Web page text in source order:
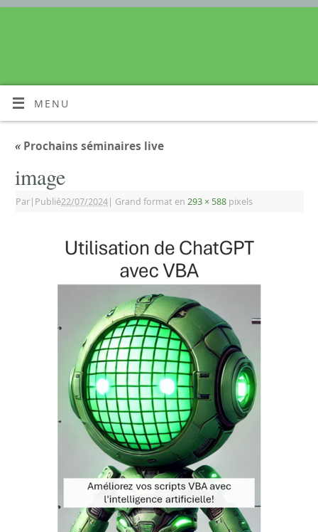
MENU
« Prochains séminaires live
image
Par| Publié22/07/2024| Grand format en 293 × 588 pixels